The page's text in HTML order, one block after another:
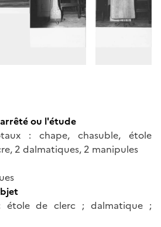
ou l'étude
: chape, chasuble, étole
2 dalmatiques, 2 manipules
étole de clerc ; dalmatique ;